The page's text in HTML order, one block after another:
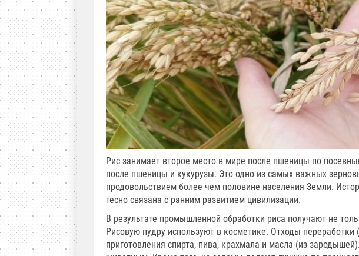
Рис занимает второе место в мире после пшеницы по
после пшеницы и кукурузы. Это одно из самых важных
продовольствием более чем половине населения Земли.
тесно связана с ранним развитием цивилизации.
В результате промышленной обработки риса получают не
Рисовую пудру используют в косметике. Отходы
приготовления спирта, пива, крахмала и масла (из